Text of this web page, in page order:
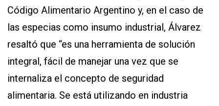
Código Alimentario Argentino y, en el caso de
las especias como insumo industrial, Álvarez
resaltó que “es una herramienta de solución
integral, fácil de manejar una vez que se
internaliza el concepto de seguridad
alimentaria. Se está utilizando en industria